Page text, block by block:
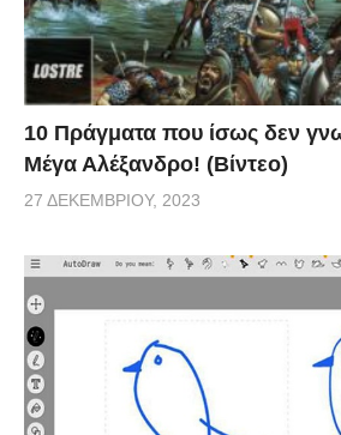
10 Πράγματα που ίσως δεν
Μέγα Αλέξανδρο! (Βίντεο)
27 ΔΕΚΕΜΒΡΊΟΥ, 2023